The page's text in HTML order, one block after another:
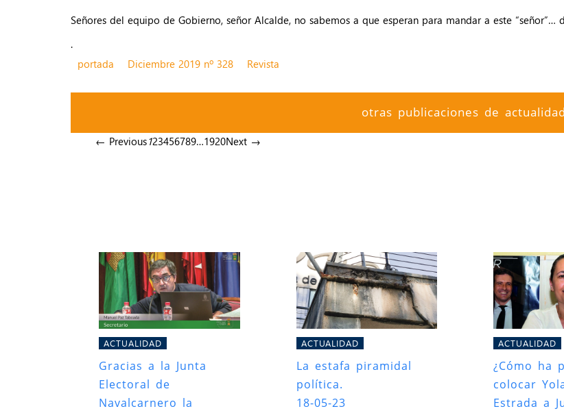
Señores del equipo de Gobierno, señor Alcalde, no sabemos a que esperan para mandar a este “señor”…
.
portada
Diciembre 2019 nº 328 Revista
otras publicaciones de actualidad
← Previous123456789…1920Next →
ACTUALIDAD
Gracias a la Junta
Electoral de
Navalcarnero la
ACTUALIDAD
La estafa piramidal
política.
18-05-23
ACTUALIDAD
¿Cómo ha
colocar
Estrada a